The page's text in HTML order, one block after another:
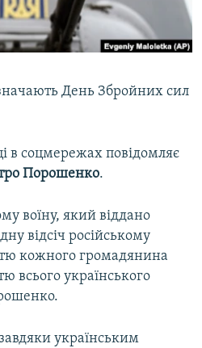
День Збройних сил
в соцмережах повідомляє
Порошенко.
воїну, який віддано
відсіч російському
кожного громадянина
всього українського
українським